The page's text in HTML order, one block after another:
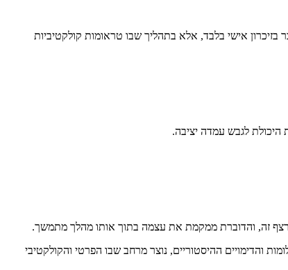
בזיכרון אישי בלבד, אלא בתהליך שבו טראומות קולקטיביות
היכולת לגבש עמדה יציבה.
רצף זה, והדוברת ממקמת את עצמה בתוך אותו מהלך מתמשך.
והדימויים ההיסטוריים, נוצר מרחב שבו הפרטי והקולקטיבי